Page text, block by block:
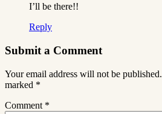
I’ll be there!!
Reply
Submit a Comment
Your email address will not be published.
marked *
Comment *